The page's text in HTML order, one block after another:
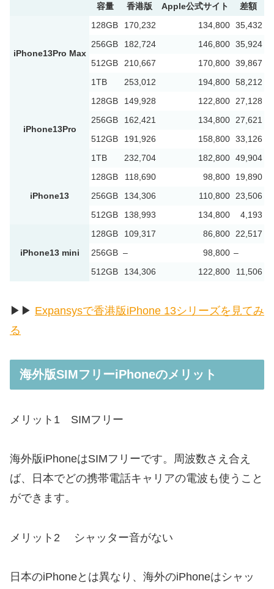
容量 香港版 Apple公式サイト 差額
iPhone13Pro Max
128GB 170,232 134,800 35,432
256GB
182,724 146,800 35,924
512GB
210,667 170,800 39,867
1TB
253,012 194,800 58,212
iPhone13Pro
128GB 149,928 122,800
27,128
256GB
162,421 134,800
27,621
512GB
191,926 158,800 33,126
1TB
232,704 182,800 49,904
iPhone13
128GB 118,690 98,800
19,890
256GB
134,306 110,800
23,506
512GB
138,993 134,800 4,193
iPhone13 mini
128GB 109,317 86,800
22,517
256GB – 98,800 –
512GB
134,306 122,800 11,506
▶︎▶︎ Expansysで香港版iPhone 13シリーズを見てみ
る
海外版SIMフリーiPhoneのメリット
メリット1 SIMフリー
海外版iPhoneはSIMフリーです。周波数さえ合え
ば、日本でどの携帯電話キャリアの電波も使うこと
ができます。
メリット2 シャッター音がない
日本のiPhoneとは異なり、海外のiPhoneはシャッ